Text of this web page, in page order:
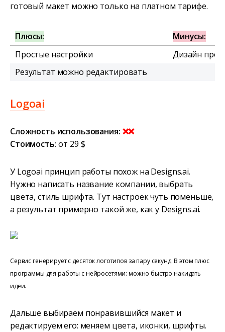
готовый макет можно только на платном тарифе.
Плюсы:
Минусы:
Простые настройки
Дизайн
Результат можно редактировать
Logoai
Сложность использования: ❌❌
Стоимость:от 29 $
У Logoai принцип работы похож на Designs.ai.
Нужно написать название компании, выбрать
цвета, стиль шрифта. Тут настроек чуть поменьше,
а результат примерно такой же, как у Designs.ai.
Сервис генерирует с десяток логотипов за пару секунд. В этом плюс
программы для работы с нейросетями: можно быстро накидать
идеи.
Дальше выбираем понравившийся макет и
редактируем его: меняем цвета, иконки, шрифты.